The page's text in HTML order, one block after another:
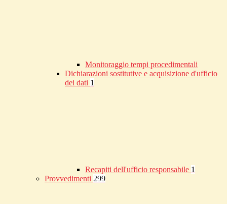
Monitoraggio tempi procedimentali
Dichiarazioni sostitutive e acquisizione d'ufficio
dei dati 1
Recapiti dell'ufficio responsabile 1
Provvedimenti 299